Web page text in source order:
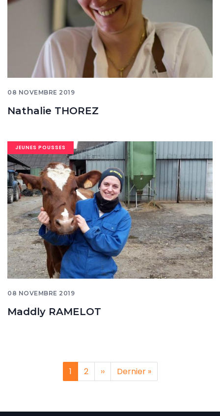
08 NOVEMBRE 2019
Nathalie THOREZ
JEUNES POUSSES
Image
banner
08 NOVEMBRE 2019
Maddly RAMELOT
Page
courante
1 Page
2
Page
suivante
››
Dernière
page
Dernier »